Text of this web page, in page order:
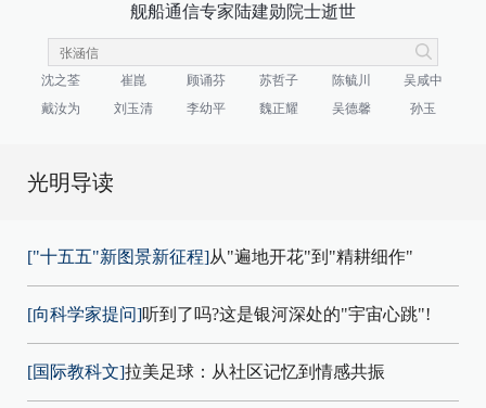
舰船通信专家陆建勋院士逝世
沈之荃 崔崑 顾诵芬 苏哲子 陈毓川
吴咸中
戴汝为
刘玉清 李幼平 魏正耀 吴德馨 孙玉
光明导读
["十五五"新图景新征程]从"遍地开花"到"精耕细作"
[向科学家提问]听到了吗?这是银河深处的"宇宙心跳"!
[国际教科文]拉美足球：从社区记忆到情感共振